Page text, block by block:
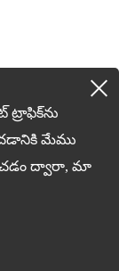
ట్రాఫిక్‌ను
మేము
ద్వారా, మా